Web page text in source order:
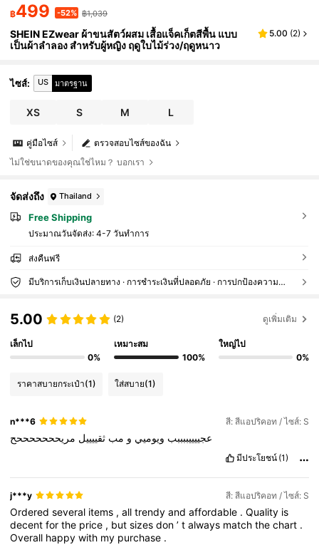
฿499 -52% ฿1,039
SHEIN EZwear ผ้าขนสัตว์ผสม เสื้อแจ็คเก็ตสีพื้น แบบ
เป็นผ้าลำลอง สำหรับผู้หญิง ฤดูใบไม้ร่วง/ฤดูหนาว
5.00 (2)
ไซส์: US มาตรฐาน
XS S M L
ตรวจสอบไซส์ของฉัน
คู่มือไซส์
ไม่ใช่ขนาดของคุณใช่ไหม？ บอกเรา
จัดส่งถึง Thailand
Free Shipping
ประมาณวันจัดส่ง: 4-7 วันทำการ
ส่งคืนฟรี
มีบริการเก็บเงินปลายทาง · การชำระเงินที่ปลอดภัย · การปกป้องความเป็นส่วนตัว
5.00 (2) ดูเพิ่มเติม
เล็กไป
0%
เหมาะสม
100%
ใหญ่ไป
0%
ราคาสบายกระเป๋า(1) ใส่สบาย(1)
n***6 สี: สีแอปริคอท / ไซส์: S
عجييييببببب ويوميي و مب ثقييييل مريحححححححح
มีประโยชน์ (1)
j***y สี: สีแอปริคอท / ไซส์: S
Orderedseveral items ,alltrendyandaffordable .Quality is
decentforthe price , butsizesdon’talways matchthechart .
Overall happywith my purchase .